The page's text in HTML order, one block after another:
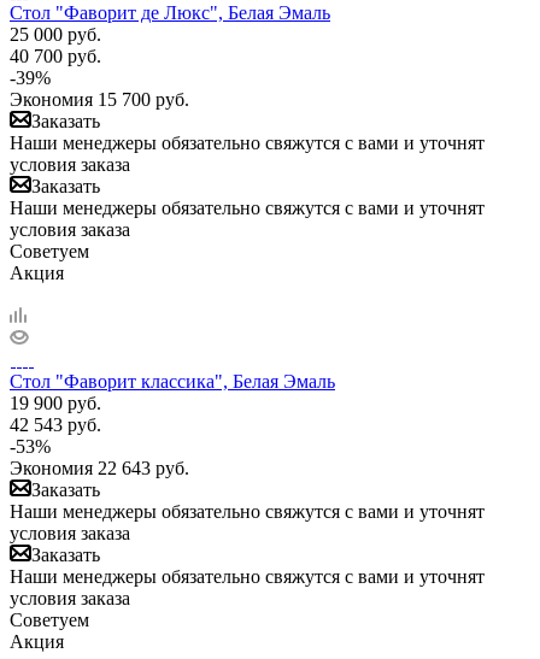
Стол "Фаворит де Люкс", Белая Эмаль
25 000 руб.
40 700 руб.
-39%
Экономия 15 700 руб.
Заказать
Наши менеджеры обязательно свяжутся с вами и уточнят
условия заказа
Заказать
Наши менеджеры обязательно свяжутся с вами и уточнят
условия заказа
Советуем
Акция
Стол "Фаворит классика", Белая Эмаль
19 900 руб.
42 543 руб.
-53%
Экономия 22 643 руб.
Заказать
Наши менеджеры обязательно свяжутся с вами и уточнят
условия заказа
Заказать
Наши менеджеры обязательно свяжутся с вами и уточнят
условия заказа
Советуем
Акция